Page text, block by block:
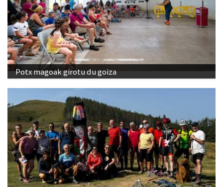
Potx magoak girotu du goiza